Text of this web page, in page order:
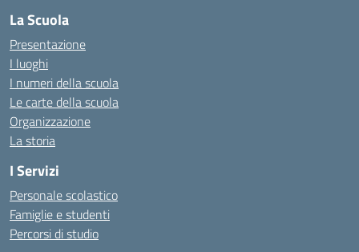
La Scuola
Presentazione
I luoghi
I numeri della scuola
Le carte della scuola
Organizzazione
La storia
I Servizi
Personale scolastico
Famiglie e studenti
Percorsi di studio